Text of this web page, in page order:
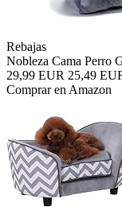
Rebajas
Nobleza Cama Perro
29,99 EUR 25,49
Comprar en Amazon